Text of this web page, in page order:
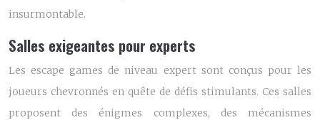
insurmontable.
Salles exigeantes pour experts
Les escape games de niveau expert sont conçus pour les
joueurs chevronnés en quête de défis stimulants. Ces salles
proposent des énigmes complexes, des mécanismes